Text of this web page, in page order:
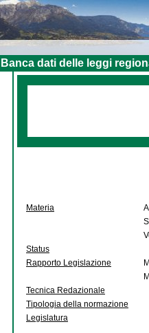
Banca dati delle leggi
Materia
Status
Rapporto Legislazione
Tecnica Redazionale
Tipologia della normazione
Legislatura